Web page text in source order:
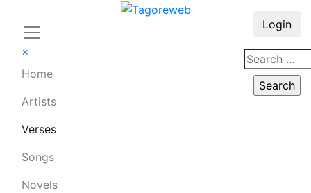
×
Home
Artists
Verses
Songs
Novels
Login